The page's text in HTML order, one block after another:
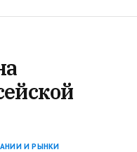
И РЫНКИ